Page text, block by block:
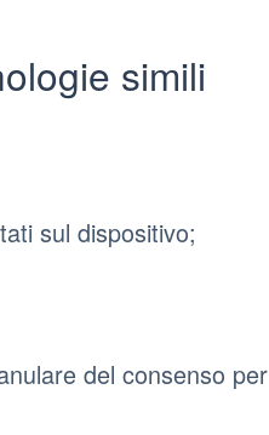
simili
sul dispositivo;
del consenso per